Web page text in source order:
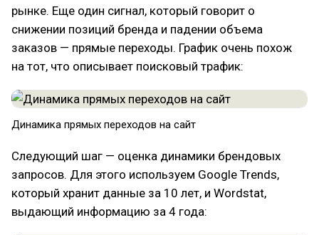
рынке. Еще один сигнал, который говорит о
снижении позиций бренда и падении объема
заказов — прямые переходы. График очень похож
на тот, что описывает поисковый трафик:
Динамика прямых переходов на сайт
Следующий шаг — оценка динамики брендовых
запросов. Для этого используем Google Trends,
который хранит данные за 10 лет, и Wordstat,
выдающий информацию за 4 года: